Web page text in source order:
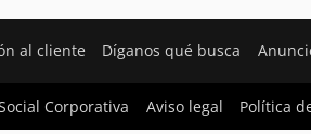
al cliente Díganos qué busca
Corporativa Aviso legal Política